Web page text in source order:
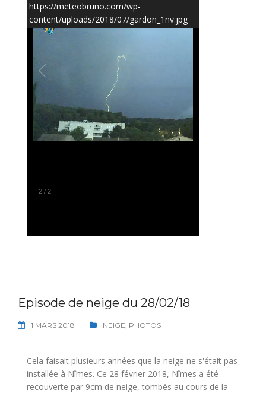
2 / 2
https://meteobruno.com/wp-
content/uploads/2018/07/gardon_1nv.jpg
Episode de neige du 28/02/18
1 MARS 2018 NEIGE, PHOTOS
Cela faisait plusieurs années que la neige ne s'était pas
installée à Nîmes. Ce 28 février 2018, Nîmes a été
recouverte par 9cm de neige, tombés au cours de la